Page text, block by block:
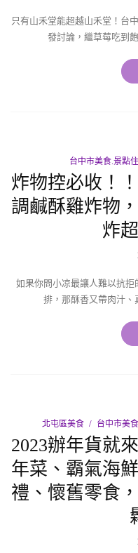
只有山禾堂能超越山禾堂！台
發討論，繼草莓吃到
台中市美食.景點
炸物控必收！
調鹹酥雞炸物
炸
如果你問小凉最讓人難以抗
排，那酥香又帶肉汁
北屯區美食 台中市美
2023辦年貨就
年菜、霸氣海
禮、懷舊零食